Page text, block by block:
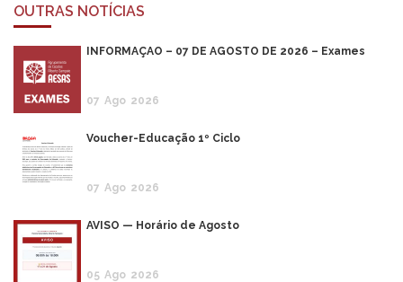
OUTRAS NOTÍCIAS
INFORMAÇÃO – 07 DE AGOSTO DE 2026 – Exames
07 Ago 2026
Voucher-Educação 1º Ciclo
07 Ago 2026
AVISO — Horário de Agosto
05 Ago 2026